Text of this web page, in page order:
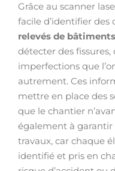
Grâce au scanner
facile d’identifier des
relevés de
détecter des fissures,
imperfections que
autrement. Ces
mettre en place des
que le chantier
également à garantir
travaux, car chaque
identifié et pris en